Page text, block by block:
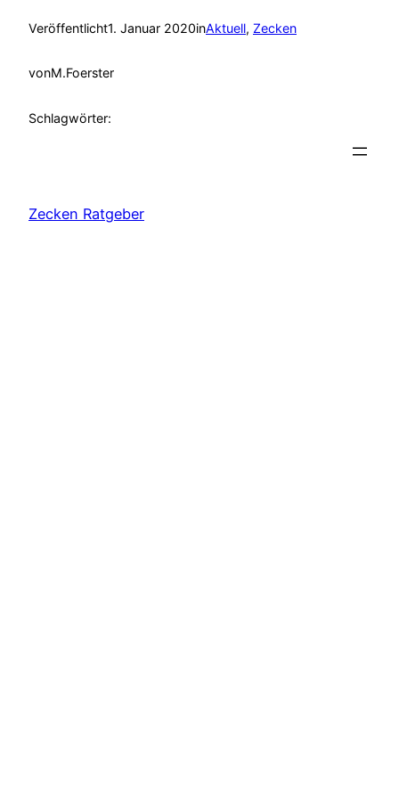
Veröffentlicht1. Januar 2020inAktuell, Zecken
vonM.Foerster
Schlagwörter:
Zecken Ratgeber